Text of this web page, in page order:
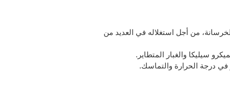
من أجل استغلاله في العديد من